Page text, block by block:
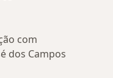
com
dos Campos